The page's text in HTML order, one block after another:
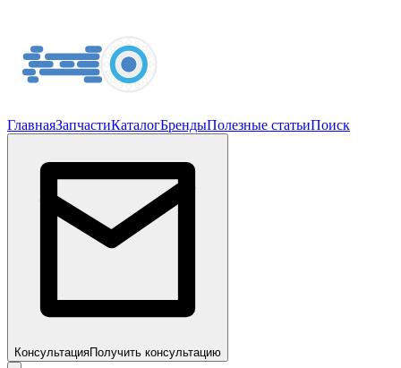
ГлавнаяЗапчастиКаталогБрендыПолезные статьиПоиск
КонсультацияПолучить консультацию